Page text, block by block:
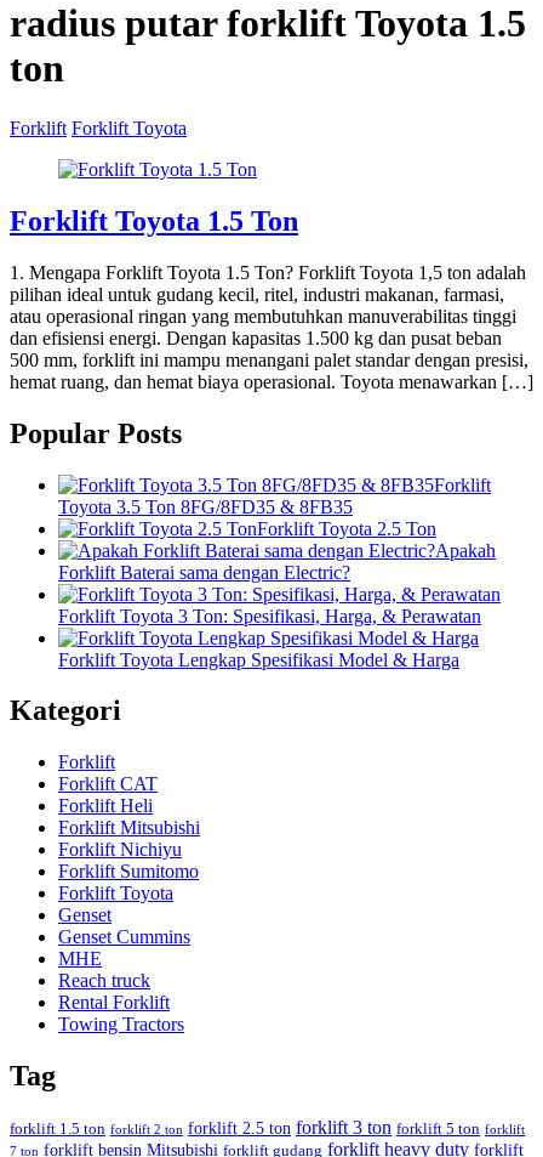
radius putar forklift Toyota 1.5
ton
Forklift Forklift Toyota
Forklift Toyota 1.5 Ton
1. Mengapa Forklift Toyota 1.5 Ton? Forklift Toyota 1,5 ton adalah
pilihan ideal untuk gudang kecil, ritel, industri makanan, farmasi,
atau operasional ringan yang membutuhkan manuverabilitas tinggi
dan efisiensi energi. Dengan kapasitas 1.500 kg dan pusat beban
500 mm, forklift ini mampu menangani palet standar dengan presisi,
hemat ruang, dan hemat biaya operasional. Toyota menawarkan […]
Popular Posts
Forklift
Toyota 3.5 Ton 8FG/8FD35 & 8FB35
Forklift Toyota 2.5 Ton
Apakah
Forklift Baterai sama dengan Electric?
Forklift Toyota 3 Ton: Spesifikasi, Harga, & Perawatan
Forklift Toyota Lengkap Spesifikasi Model & Harga
Kategori
Forklift
Forklift CAT
Forklift Heli
Forklift Mitsubishi
Forklift Nichiyu
Forklift Sumitomo
Forklift Toyota
Genset
Genset Cummins
MHE
Reach truck
Rental Forklift
Towing Tractors
Tag
forklift 1.5 ton forklift 2 ton forklift 2.5 ton forklift 3 ton forklift 5 ton forklift
7 ton forklift bensin Mitsubishi forklift gudang forklift heavy duty forklift